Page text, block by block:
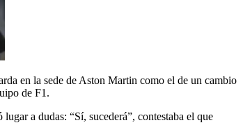
en la sede de Aston Martin como el de un cambio
de F1.
a dudas: “Sí, sucederá”, contestaba el que